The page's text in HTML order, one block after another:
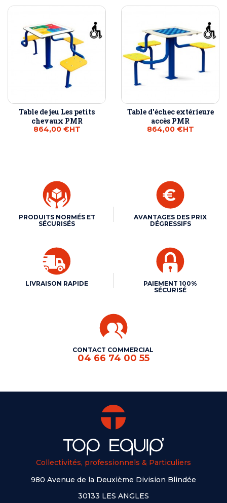
Table de jeu Les petits
chevaux PMR
864,00 €HT
Table d'échec extérieure
accès PMR
864,00 €HT
PRODUITS NORMÉS ET
SÉCURISÉS
AVANTAGES DES PRIX
DÉGRESSIFS
LIVRAISON RAPIDE
PAIEMENT 100%
SÉCURISÉ
CONTACT COMMERCIAL
04 66 74 00 55
Collectivités, professionnels & Particuliers
980 Avenue de la Deuxième Division Blindée
30133 LES ANGLES